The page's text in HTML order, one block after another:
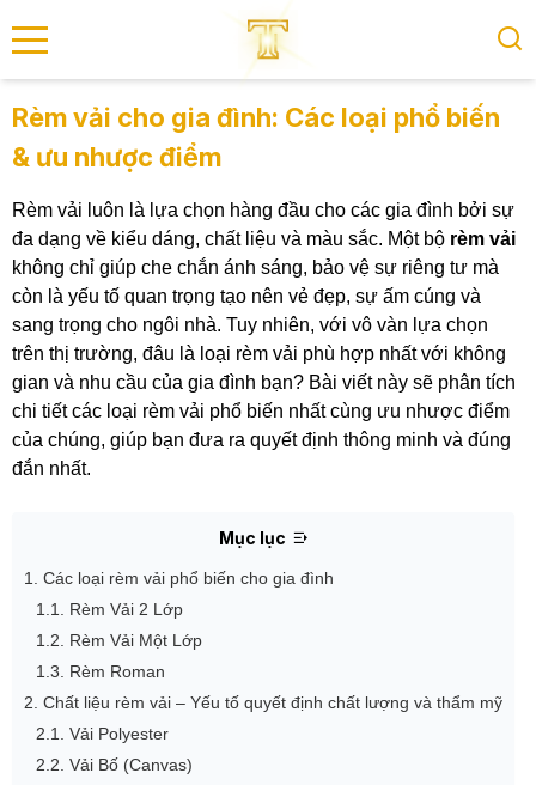
menu
Rèm vải cho gia đình: Các loại phổ biến
& ưu nhược điểm
Rèm vải luôn là lựa chọn hàng đầu cho các gia đình bởi sự
đa dạng về kiểu dáng, chất liệu và màu sắc. Một bộ rèm vải
không chỉ giúp che chắn ánh sáng, bảo vệ sự riêng tư mà
còn là yếu tố quan trọng tạo nên vẻ đẹp, sự ấm cúng và
sang trọng cho ngôi nhà. Tuy nhiên, với vô vàn lựa chọn
trên thị trường, đâu là loại rèm vải phù hợp nhất với không
gian và nhu cầu của gia đình bạn? Bài viết này sẽ phân tích
chi tiết các loại rèm vải phổ biến nhất cùng ưu nhược điểm
của chúng, giúp bạn đưa ra quyết định thông minh và đúng
đắn nhất.
Mục lục
1. Các loại rèm vải phổ biến cho gia đình
1.1. Rèm Vải 2 Lớp
1.2. Rèm Vải Một Lớp
1.3. Rèm Roman
2. Chất liệu rèm vải – Yếu tố quyết định chất lượng và thẩm mỹ
2.1. Vải Polyester
2.2. Vải Bố (Canvas)